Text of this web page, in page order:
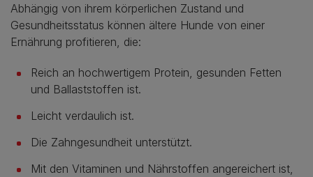
Abhängig von ihrem körperlichen Zustand und
Gesundheitsstatus können ältere Hunde von einer
Ernährung profitieren, die:
Reich an hochwertigem Protein, gesunden Fetten
und Ballaststoffen ist.
Leicht verdaulich ist.
Die Zahngesundheit unterstützt.
Mit den Vitaminen und Nährstoffen angereichert ist,